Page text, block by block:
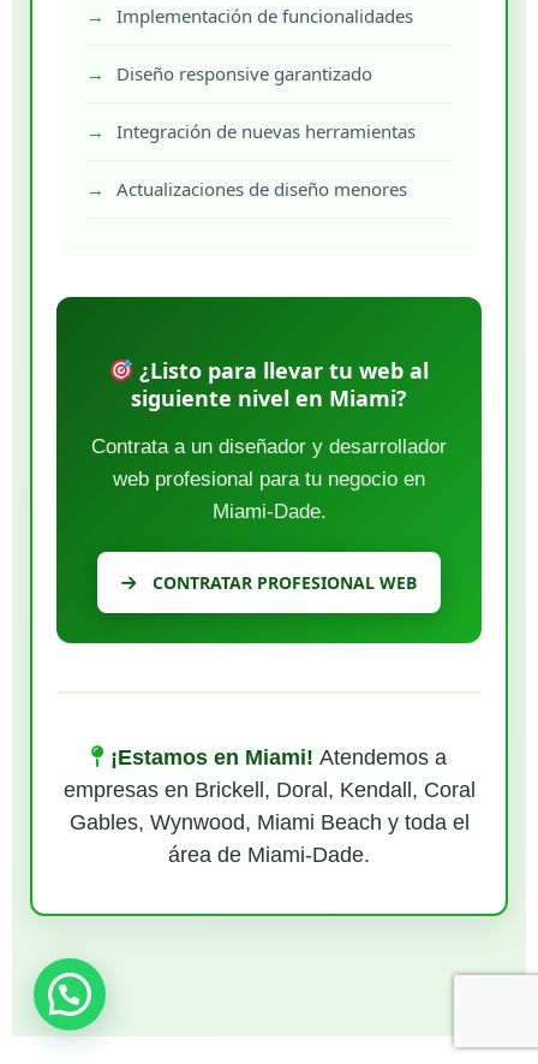
Implementación de funcionalidades
Diseño responsive garantizado
Integración de nuevas herramientas
Actualizaciones de diseño menores
¿Listo para llevar tu web al
siguiente nivel en Miami?
Contrata a un diseñador y desarrollador
web profesional para tu negocio en
Miami-Dade.
CONTRATAR PROFESIONAL WEB
¡Estamos en Miami! Atendemos a
empresas en Brickell, Doral, Kendall, Coral
Gables, Wynwood, Miami Beach y toda el
área de Miami-Dade.